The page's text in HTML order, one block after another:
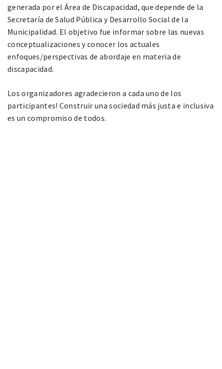
generada por el Área de Discapacidad, que depende de la
Secretaría de Salud Pública y Desarrollo Social de la
Municipalidad. El objetivo fue informar sobre las nuevas
conceptualizaciones y conocer los actuales
enfoques/perspectivas de abordaje en materia de
discapacidad.
Los organizadores agradecieron a cada uno de los
participantes! Construir una sociedad más justa e inclusiva
es un compromiso de todos.